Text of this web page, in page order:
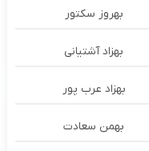
بهروز سکتور
بهزاد آشتیانی
بهزاد عرب پور
بهمن سعادت